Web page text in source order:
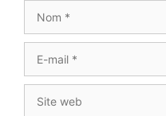
mail
web